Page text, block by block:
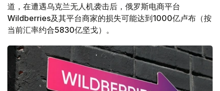
道，在遭遇乌克兰无人机袭击后，俄罗斯电商平台
Wildberries及其平台商家的损失可能达到1000亿卢布（按
当前汇率约合5830亿坚戈）。